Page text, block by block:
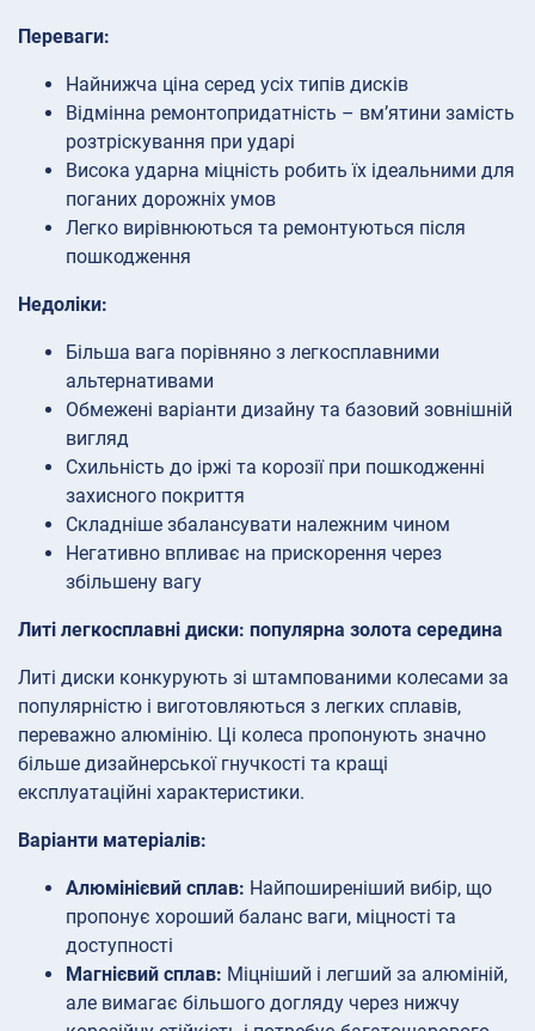
Переваги:
Найнижча ціна серед усіх типів дисків
Відмінна ремонтопридатність – вм’ятини замість
розтріскування при ударі
Висока ударна міцність робить їх ідеальними для
поганих дорожніх умов
Легко вирівнюються та ремонтуються після
пошкодження
Недоліки:
Більша вага порівняно з легкосплавними
альтернативами
Обмежені варіанти дизайну та базовий зовнішній
вигляд
Схильність до іржі та корозії при пошкодженні
захисного покриття
Складніше збалансувати належним чином
Негативно впливає на прискорення через
збільшену вагу
Литі легкосплавні диски: популярна золота середина
Литі диски конкурують зі штампованими колесами за
популярністю і виготовляються з легких сплавів,
переважно алюмінію. Ці колеса пропонують значно
більше дизайнерської гнучкості та кращі
експлуатаційні характеристики.
Варіанти матеріалів:
Алюмінієвий сплав: Найпоширеніший вибір, що
пропонує хороший баланс ваги, міцності та
доступності
Магнієвий сплав: Міцніший і легший за алюміній,
але вимагає більшого догляду через нижчу